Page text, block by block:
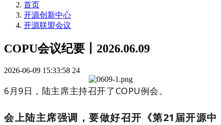
首页
开源创新中心
开源联盟会议
COPU会议纪要丨2026.06.09
2026-06-09 15:33:58 24
6月 9日，陆主席主持召开了COPU例会。
会上陆主席强调，要做好召开 《第21届开源中